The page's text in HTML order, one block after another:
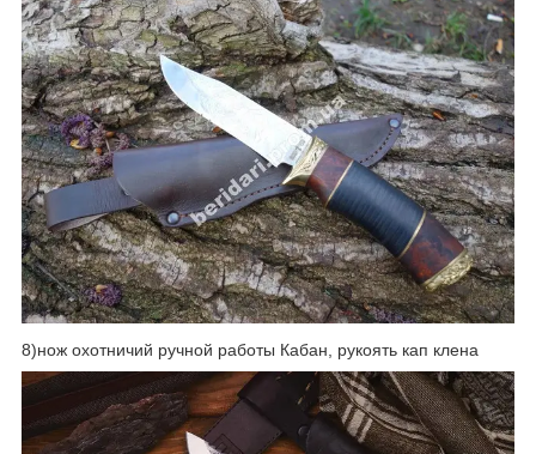
8)нож охотничий ручной работы Кабан, рукоять кап клена